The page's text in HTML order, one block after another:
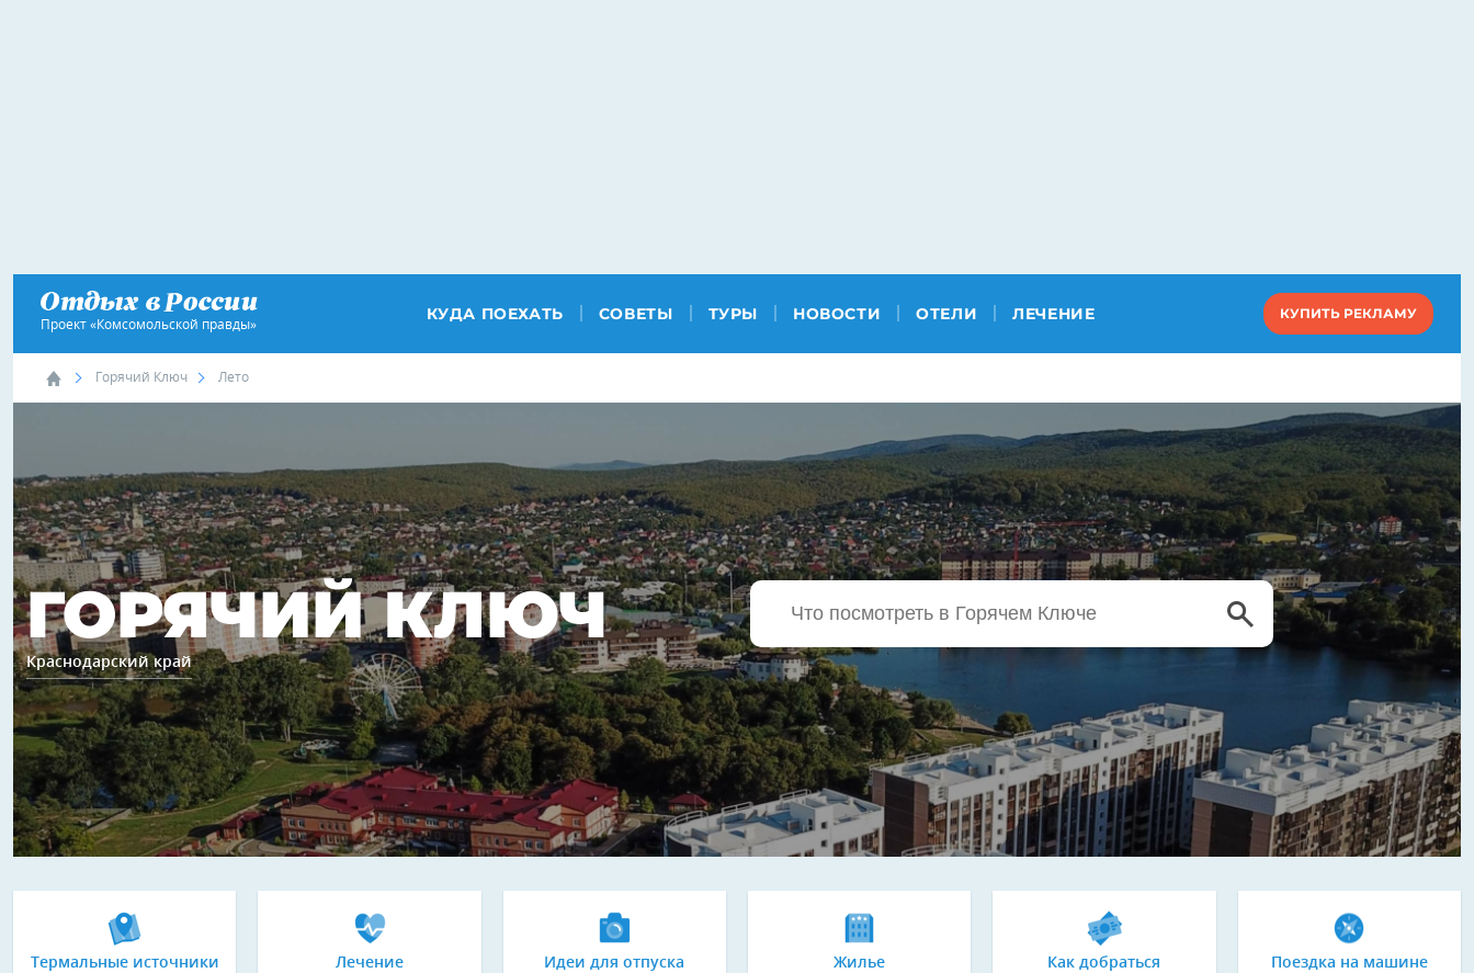
Проект «Комсомольской правды»
КУДА ПОЕХАТЬ СОВЕТЫ ТУРЫ НОВОСТИ ОТЕЛИ ЛЕЧЕНИЕ КУПИТЬ РЕКЛАМУ
Горячий Ключ Лето
ГОРЯЧИЙ КЛЮЧ
Краснодарский край
Термальные источники Лечение Идеи для отпуска Жилье Как добраться Поездка на машине